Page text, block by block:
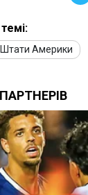
Штати Америки